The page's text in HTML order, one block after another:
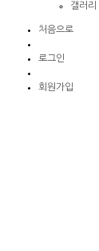
갤러리
처음으로
로그인
회원가입